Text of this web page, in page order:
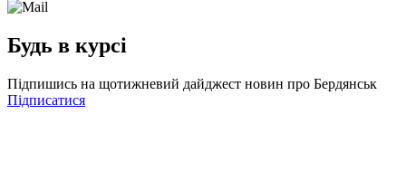
Будь в курсі
Підпишись на щотижневий дайджест новин про Бердянськ
Підписатися